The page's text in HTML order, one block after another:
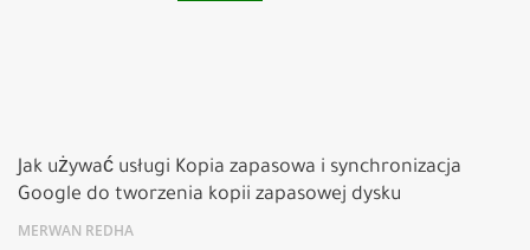
Jak używać usługi Kopia zapasowa i synchronizacja
Google do tworzenia kopii zapasowej dysku
MERWAN REDHA